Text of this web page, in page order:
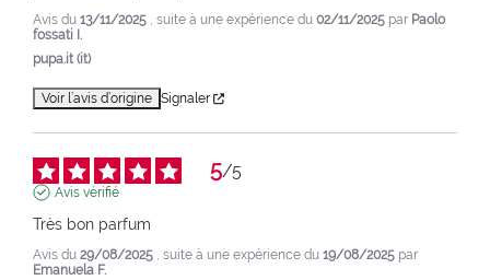
Avis du 13/11/2025 , suite à une expérience du 02/11/2025 par Paolo
fossati I.
pupa.it (it)
Voir l’avis d’origine Signaler
5/5
Avis vérifié
Très bon parfum
Avis du 29/08/2025 , suite à une expérience du 19/08/2025 par
Emanuela F.